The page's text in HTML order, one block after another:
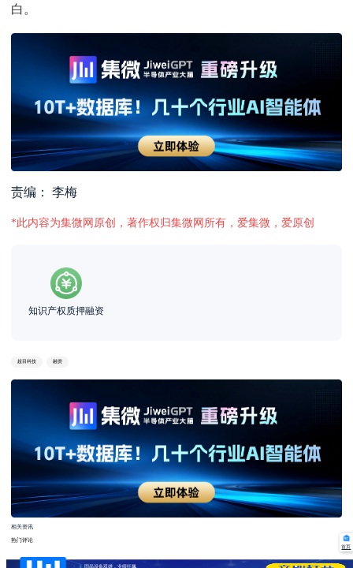
白。
责编： 李梅
*此内容为集微网原创，著作权归集微网所有，爱集微，爱原创
知识产权质押融资
超目科技 融资
相关资讯
热门评论
固晶设备双雄，业绩狂飙
首页